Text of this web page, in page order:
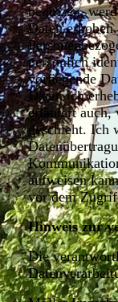
benutzen,
Daten erhoben.
persönlich
vorliegende
Daten ich
erläutert auch,
geschieht. Ich
aufweisen
vor dem
Hinweis zur
Die